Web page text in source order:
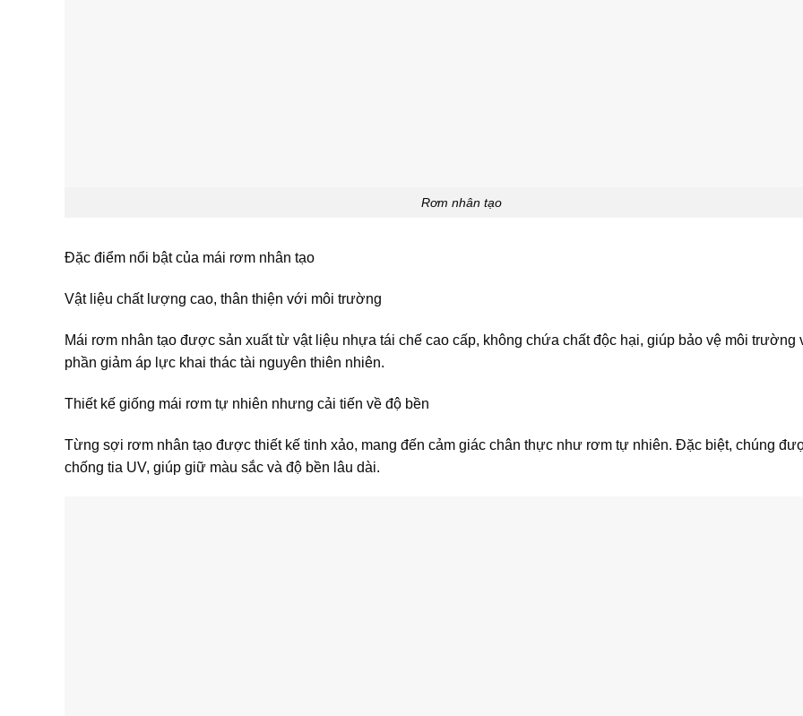
Rơm nhân tạo
Đặc điểm nổi bật của mái rơm nhân tạo
Vật liệu chất lượng cao, thân thiện với môi trường
Mái rơm nhân tạo được sản xuất từ vật liệu nhựa tái chế cao cấp, không chứa chất độc hại, giúp bảo vệ môi trường
phần giảm áp lực khai thác tài nguyên thiên nhiên.
Thiết kế giống mái rơm tự nhiên nhưng cải tiến về độ bền
Từng sợi rơm nhân tạo được thiết kế tinh xảo, mang đến cảm giác chân thực như rơm tự nhiên. Đặc biệt, chúng
chống tia UV, giúp giữ màu sắc và độ bền lâu dài.